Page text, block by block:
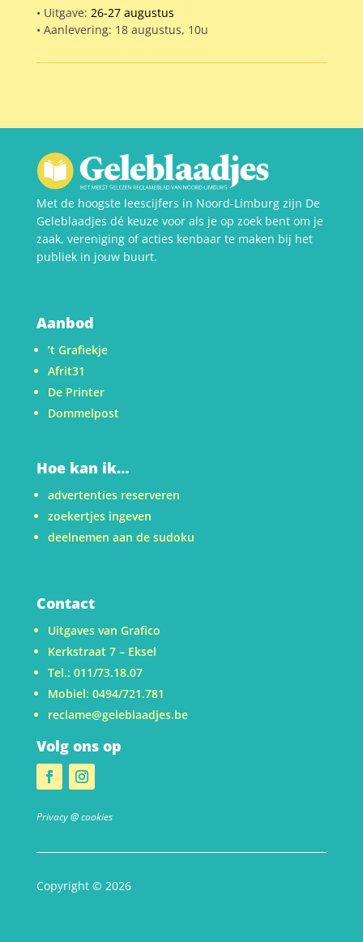
• Uitgave: 26-27 augustus
• Aanlevering: 18 augustus, 10u
Met de hoogste leescijfers in Noord-Limburg zijn De
Geleblaadjes dé keuze voor als je op zoek bent om je
zaak, vereniging of acties kenbaar te maken bij het
publiek in jouw buurt.
Aanbod
’t Grafiekje
Afrit31
De Printer
Dommelpost
Hoe kan ik…
advertenties reserveren
zoekertjes ingeven
deelnemen aan de sudoku
Contact
Uitgaves van Grafico
Kerkstraat 7 – Eksel
Tel.: 011/73.18.07
Mobiel: 0494/721.781
reclame@geleblaadjes.be
Volg ons op
Privacy @ cookies
Copyright © 2026